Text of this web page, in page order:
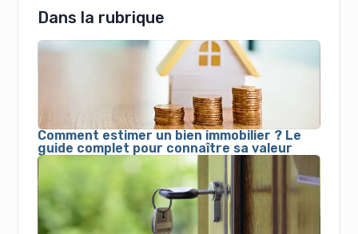
Dans la rubrique
Comment estimer un bien immobilier ? Le
guide complet pour connaître sa valeur